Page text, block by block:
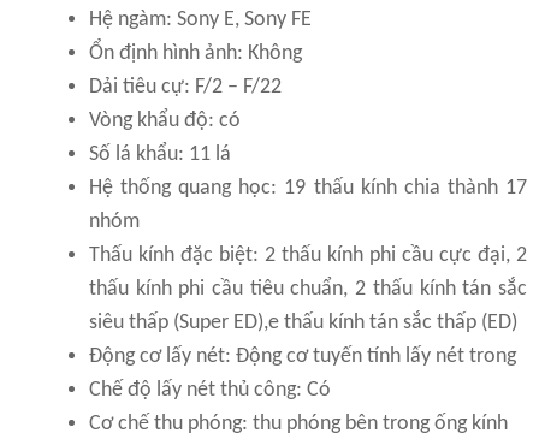
Hệ ngàm: Sony E, Sony FE
Ổn định hình ảnh: Không
Dải tiêu cự: F/2 – F/22
Vòng khẩu độ: có
Số lá khẩu: 11 lá
Hệ thống quang học: 19 thấu kính chia thành 17
nhóm
Thấu kính đặc biệt: 2 thấu kính phi cầu cực đại, 2
thấu kính phi cầu tiêu chuẩn, 2 thấu kính tán sắc
siêu thấp (Super ED),e thấu kính tán sắc thấp (ED)
Động cơ lấy nét: Động cơ tuyến tính lấy nét trong
Chế độ lấy nét thủ công: Có
Cơ chế thu phóng: thu phóng bên trong ống kính